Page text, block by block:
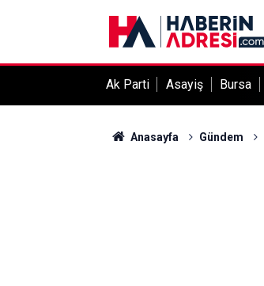
Ak Parti Asayiş Bursa
Anasayfa Gündem